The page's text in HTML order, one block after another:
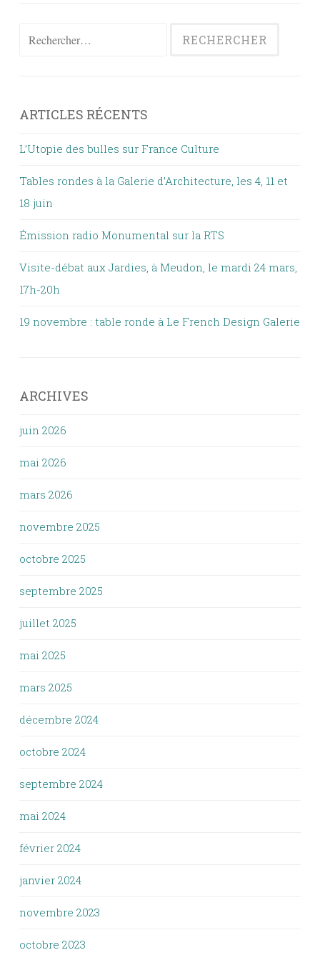
Rechercher :
ARTICLES RÉCENTS
L’Utopie des bulles sur France Culture
Tables rondes à la Galerie d’Architecture, les 4, 11 et
18 juin
Émission radio Monumental sur la RTS
Visite-débat aux Jardies, à Meudon, le mardi 24 mars,
17h-20h
19 novembre : table ronde à Le French Design Galerie
ARCHIVES
juin 2026
mai 2026
mars 2026
novembre 2025
octobre 2025
septembre 2025
juillet 2025
mai 2025
mars 2025
décembre 2024
octobre 2024
septembre 2024
mai 2024
février 2024
janvier 2024
novembre 2023
octobre 2023